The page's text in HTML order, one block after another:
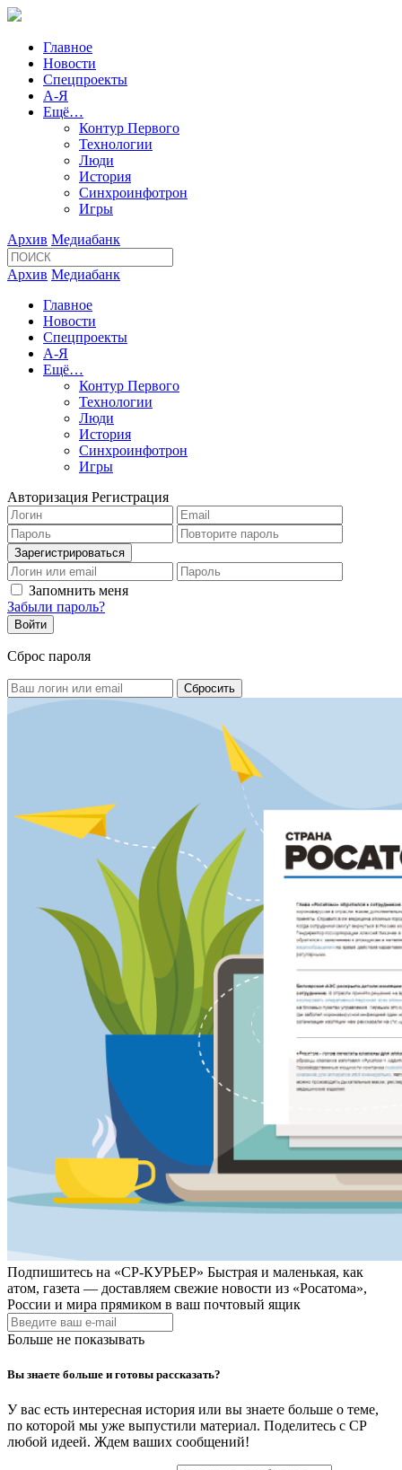
Главное
Новости
Спецпроекты
А-Я
Ещё…
Контур Первого
Технологии
Люди
История
Синхроинфотрон
Игры
Архив Медиабанк
Архив Медиабанк
Главное
Новости
Спецпроекты
А-Я
Ещё…
Контур Первого
Технологии
Люди
История
Синхроинфотрон
Игры
Авторизация Регистрация
Запомнить меня
Забыли пароль?
Сброс пароля
Подпишитесь на «СР-КУРЬЕР» Быстрая и маленькая, как
атом, газета — доставляем свежие новости из «Росатома»,
России и мира прямиком в ваш почтовый ящик
Больше не показывать
Вы знаете больше и готовы рассказать?
У вас есть интересная история или вы знаете больше о теме,
по которой мы уже выпустили материал. Поделитесь с СР
любой идеей. Ждем ваших сообщений!